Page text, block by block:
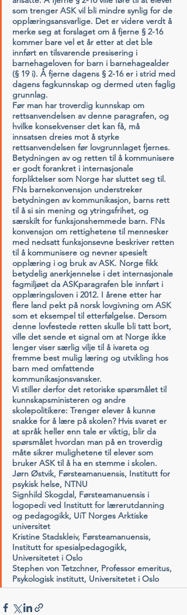
som trenger ASK vil bli mindre synlig for de
opplæringsansvarlige. Det er videre verdt å
merke seg at forslaget om å fjerne § 2-16
kommer bare vel et år etter at det ble
innført en tilsvarende presisering i
barnehageloven for barn i barnehagealder
(§ 19 i). Å fjerne dagens § 2-16 er i strid med
dagens fagkunnskap og dermed uten faglig
grunnlag.
Før man har troverdig kunnskap om
rettsanvendelsen av denne paragrafen, og
hvilke konsekvenser det kan få, må
innsatsen dreies mot å styrke
rettsanvendelsen før lovgrunnlaget fjernes.
Betydningen av og retten til å kommunisere
er godt forankret i internasjonale
forpliktelser som Norge har sluttet seg til.
FNs barnekonvensjon understreker
betydningen av kommunikasjon, barns rett
til å si sin mening og ytringsfrihet, og
særskilt for funksjonshemmede barn. FNs
konvensjon om rettighetene til mennesker
med nedsatt funksjonsevne beskriver retten
til å kommunisere og nevner spesielt
opplæring i og bruk av ASK. Norge fikk
betydelig anerkjennelse i det internasjonale
fagmiljøet da ASKparagrafen ble innført i
opplæringsloven i 2012. I årene etter har
flere land pekt på norsk lovgivning om ASK
som et eksempel til etterfølgelse. Dersom
denne lovfestede retten skulle bli tatt bort,
ville det sende et signal om at Norge ikke
lenger viser særlig vilje til å ivareta og
fremme best mulig læring og utvikling hos
barn med omfattende
kommunikasjonsvansker.
Vi stiller derfor det retoriske spørsmålet til
kunnskapsministeren og andre
skolepolitikere: Trenger elever å kunne
snakke for å lære på skolen? Hvis svaret er
at språk heller enn tale er viktig, blir da
spørsmålet hvordan man på en troverdig
måte sikrer mulighetene til elever som
bruker ASK til å ha en stemme i skolen.
Jørn Østvik, Førsteamanuensis, Institutt for
psykisk helse, NTNU
Signhild Skogdal, Førsteamanuensis i
logopedi ved Institutt for lærerutdanning
og pedagogikk, UiT Norges Arktiske
universitet
Kristine Stadskleiv, Førsteamanuensis,
Institutt for spesialpedagogikk,
Universitetet i Oslo
Stephen von Tetzchner, Professor emeritus,
Psykologisk institutt, Universitetet i Oslo